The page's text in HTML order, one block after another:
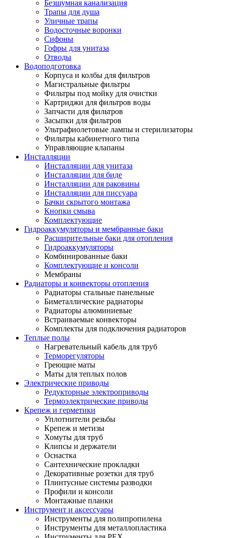
Безшумная канализация
Трапы для душа
Уличные трапы
Водосточные воронки
Сифоны
Гофры для унитаза
Отводы
Водоподготовка
Корпуса и колбы для фильтров
Магистральные фильтры
Фильтры под мойку для очистки
Картриджи для фильтров воды
Запчасти для фильтров
Засыпки для фильтров
Ультрафиолетовые лампы и стерилизаторы
Фильтры кабинетного типа
Управляющие клапаны
Инсталляции
Инсталляции для унитаза
Инсталляции для биде
Инсталляции для раковины
Инсталляции для писсуара
Бачки скрытого монтажа
Кнопки смыва
Комплектующие
Гидроаккумуляторы и мембранные баки
Расширительные баки для отопления
Гидроаккумуляторы
Комбинированные баки
Комплектующие и консоли
Мембраны
Радиаторы и конвекторы отопления
Радиаторы стальные панельные
Биметаллические радиаторы
Радиаторы алюминиевые
Встраиваемые конвекторы
Комплекты для подключения радиаторов
Теплые полы
Нагревательный кабель для труб
Терморегуляторы
Греющие маты
Маты для теплых полов
Электрические приводы
Редукторные электроприводы
Термоэлектрические приводы
Крепеж и герметики
Уплотнители резьбы
Крепеж и метизы
Хомуты для труб
Клипсы и держатели
Оснастка
Сантехнические прокладки
Декоративные розетки для труб
Плинтусные системы разводки
Профили и консоли
Монтажные планки
Инструмент и аксессуары
Инструменты для полипропилена
Инструменты для металлопластика